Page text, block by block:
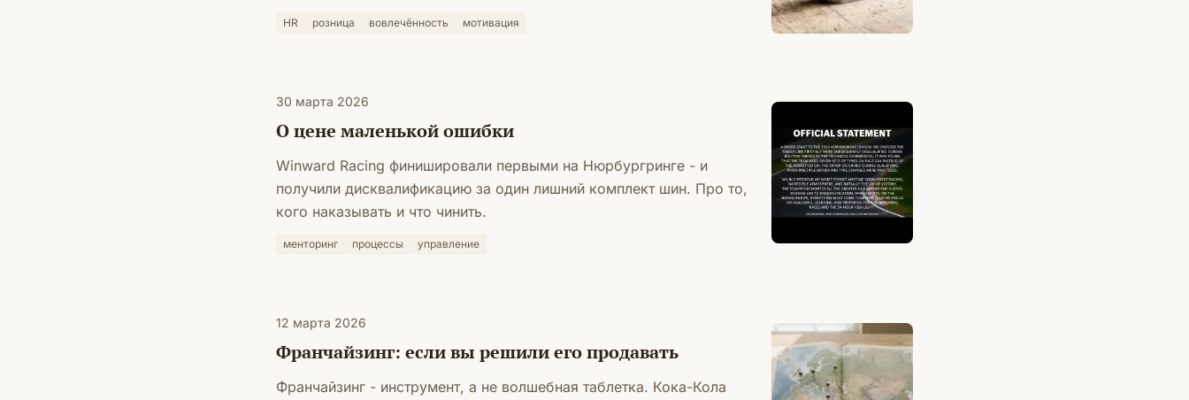
HR розница вовлечённость мотивация
30 марта 2026
О цене маленькой ошибки
Winward Racing финишировали первыми на Нюрбургринге - и
получили дисквалификацию за один лишний комплект шин. Про то,
кого наказывать и что чинить.
менторинг процессы управление
12 марта 2026
Франчайзинг: если вы решили его продавать
Франчайзинг - инструмент, а не волшебная таблетка. Кока-Кола